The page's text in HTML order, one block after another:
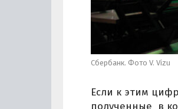
Сбербанк. Фото V. Vizu
Если к этим
полученные в